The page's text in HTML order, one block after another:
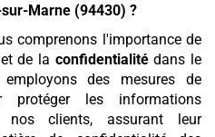
Marne (94430) ?
comprenons l'importance de
et de la confidentialitédans le
des mesures de
les informations
nos clients, assurant leur